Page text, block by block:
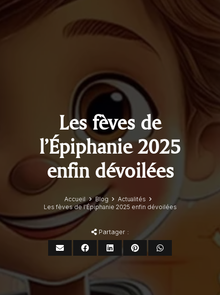
Les fèves de
l’Épiphanie 2025
enfin dévoilées
Accueil Blog
Actualités
Les fèves de l’Épiphanie 2025 enfin dévoilées
Partager :